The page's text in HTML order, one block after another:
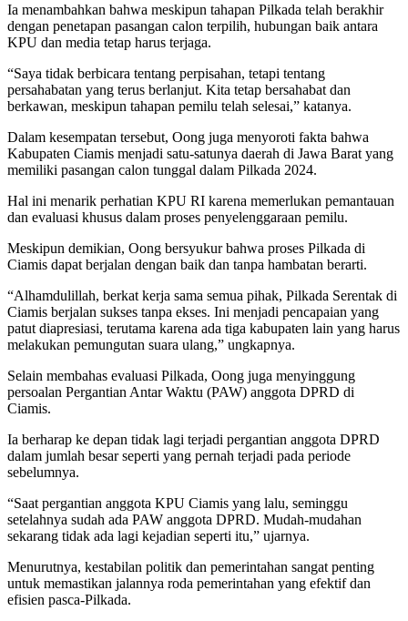
Ia menambahkan bahwa meskipun tahapan Pilkada telah berakhir
dengan penetapan pasangan calon terpilih, hubungan baik antara
KPU dan media tetap harus terjaga.
“Saya tidak berbicara tentang perpisahan, tetapi tentang
persahabatan yang terus berlanjut. Kita tetap bersahabat dan
berkawan, meskipun tahapan pemilu telah selesai,” katanya.
Dalam kesempatan tersebut, Oong juga menyoroti fakta bahwa
Kabupaten Ciamis menjadi satu-satunya daerah di Jawa Barat yang
memiliki pasangan calon tunggal dalam Pilkada 2024.
Hal ini menarik perhatian KPU RI karena memerlukan pemantauan
dan evaluasi khusus dalam proses penyelenggaraan pemilu.
Meskipun demikian, Oong bersyukur bahwa proses Pilkada di
Ciamis dapat berjalan dengan baik dan tanpa hambatan berarti.
“Alhamdulillah, berkat kerja sama semua pihak, Pilkada Serentak di
Ciamis berjalan sukses tanpa ekses. Ini menjadi pencapaian yang
patut diapresiasi, terutama karena ada tiga kabupaten lain yang harus
melakukan pemungutan suara ulang,” ungkapnya.
Selain membahas evaluasi Pilkada, Oong juga menyinggung
persoalan Pergantian Antar Waktu (PAW) anggota DPRD di
Ciamis.
Ia berharap ke depan tidak lagi terjadi pergantian anggota DPRD
dalam jumlah besar seperti yang pernah terjadi pada periode
sebelumnya.
“Saat pergantian anggota KPU Ciamis yang lalu, seminggu
setelahnya sudah ada PAW anggota DPRD. Mudah-mudahan
sekarang tidak ada lagi kejadian seperti itu,” ujarnya.
Menurutnya, kestabilan politik dan pemerintahan sangat penting
untuk memastikan jalannya roda pemerintahan yang efektif dan
efisien pasca-Pilkada.